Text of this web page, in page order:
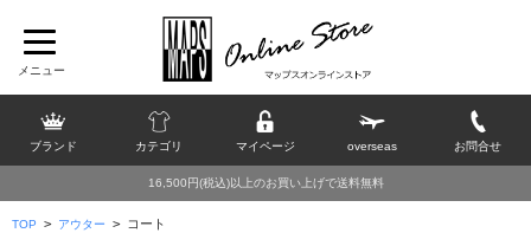
ブランド カテゴリ マイページ overseas お問合せ
16,500円(税込)以上のお買い上げで送料無料
TOP > アウター > コート